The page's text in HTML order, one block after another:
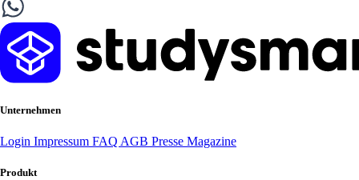
Unternehmen
Login Impressum FAQ AGB Presse Magazine
Produkt